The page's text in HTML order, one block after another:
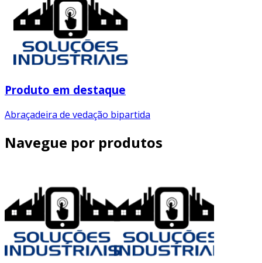
Produto em destaque
Abraçadeira de vedação bipartida
Navegue por produtos